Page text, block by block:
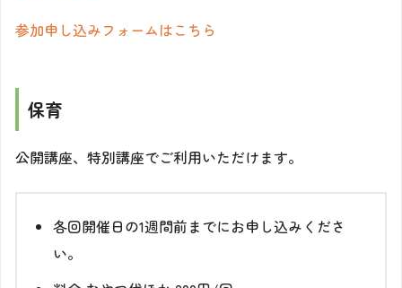
参加申し込みフォームはこちら
保育
公開講座、特別講座でご利用いただけます。
各回開催日の1週間前までにお申し込みくださ
い。